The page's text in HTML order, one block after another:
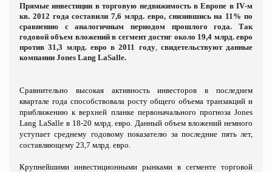
Прямые инвестиции в торговую недвижимость в Европе в IV-м
кв. 2012 года составили 7,6 млрд. евро, снизившись на 11% по
сравнению с аналогичным периодом прошлого года. Так
годовой объем вложений в сегмент достиг около 19,4 млрд. евро
против 31,3 млрд. евро в 2011 году, свидетельствуют данные
компании Jones Lang LaSalle.
Сравнительно высокая активность инвесторов в последнем
квартале года способствовала росту общего объема транзакций и
приближению к верхней планке первоначального прогноза Jones
Lang LaSalleв 18-20 млрд. евро. Данный объем вложений немного
уступает среднему годовому показателю за последние пять лет,
составляющему 23,7 млрд. евро.
Крупнейшими инвестиционными рынками в сегменте торговой